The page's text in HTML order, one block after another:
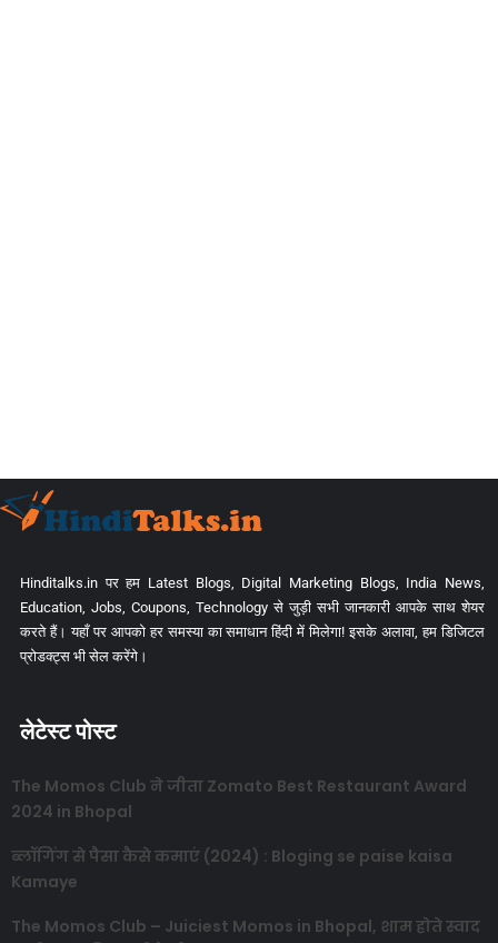
Hinditalks.in पर हम Latest Blogs, Digital Marketing Blogs, India News,
Education, Jobs, Coupons, Technology से जुड़ी सभी जानकारी आपके साथ शेयर
करते हैं। यहाँ पर आपको हर समस्या का समाधान हिंदी में मिलेगा! इसके अलावा, हम डिजिटल
प्रोडक्ट्स भी सेल करेंगे।
लेटेस्ट पोस्ट
The Momos Club ने जीता Zomato Best Restaurant Award
2024 in Bhopal
ब्लॉगिंग से पैसा कैसे कमाएं (2024) : Bloging se paise kaisa
Kamaye
The Momos Club – Juiciest Momos in Bhopal, शाम होते स्वाद